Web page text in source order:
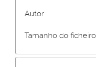
Autor
Tamanho do